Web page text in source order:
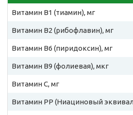
Витамин B1 (тиамин), мг
Витамин B2 (рибофлавин), мг
Витамин B6 (пиридоксин), мг
Витамин B9 (фолиевая), мкг
Витамин C, мг
Витамин PP (Ниациновый